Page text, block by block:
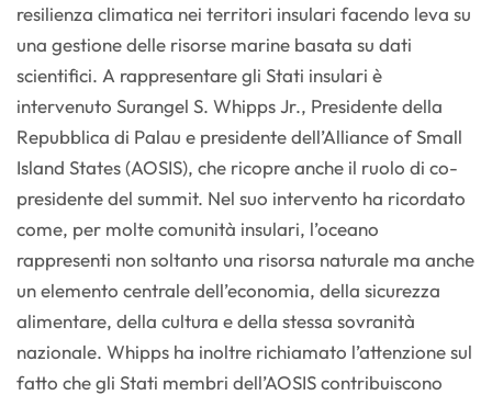
resilienza climatica nei territori insulari facendo leva su
una gestione delle risorse marine basata su dati
scientifici. A rappresentare gli Stati insulari è
intervenuto Surangel S. Whipps Jr., Presidente della
Repubblica di Palau e presidente dell’Alliance of Small
Island States (AOSIS), che ricopre anche il ruolo di co-
presidente del summit. Nel suo intervento ha ricordato
come, per molte comunità insulari, l’oceano
rappresenti non soltanto una risorsa naturale ma anche
un elemento centrale dell’economia, della sicurezza
alimentare, della cultura e della stessa sovranità
nazionale. Whipps ha inoltre richiamato l’attenzione sul
fatto che gli Stati membri dell’AOSIS contribuiscono